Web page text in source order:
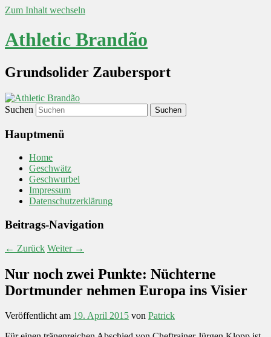
Zum Inhalt wechseln
Athletic Brandão
Grundsolider Zaubersport
Suchen
Hauptmenü
Home
Geschwätz
Geschwurbel
Impressum
Datenschutzerklärung
Beitrags-Navigation
← Zurück Weiter →
Nur noch zwei Punkte: Nüchterne
Dortmunder nehmen Europa ins Visier
Veröffentlicht am 19. April 2015 von Patrick